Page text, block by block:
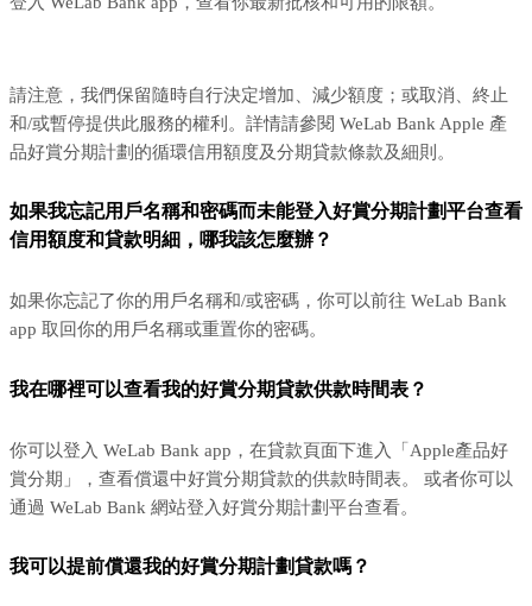
請注意，我們保留隨時自行決定增加、減少額度；或取消、終止
和/或暫停提供此服務的權利。詳情請參閱 WeLab Bank Apple 產
品好賞分期計劃的循環信用額度及分期貸款條款及細則。
如果我忘記用戶名稱和密碼而未能登入好賞分期計劃平台查看
信用額度和貸款明細，哪我該怎麼辦？
如果你忘記了你的用戶名稱和/或密碼，你可以前往 WeLab Bank
app 取回你的用戶名稱或重置你的密碼。
我在哪裡可以查看我的好賞分期貸款供款時間表？
你可以登入 WeLab Bank app，在貸款頁面下進入「Apple產品好
賞分期」，查看償還中好賞分期貸款的供款時間表。 或者你可以
通過 WeLab Bank 網站登入好賞分期計劃平台查看。
我可以提前償還我的好賞分期計劃貸款嗎？